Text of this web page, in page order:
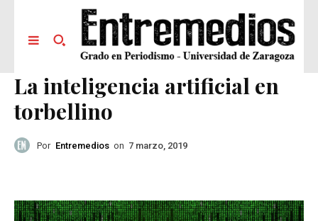
La inteligencia artificial en
torbellino
Por Entremedios on 7 marzo, 2019